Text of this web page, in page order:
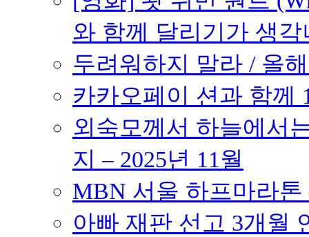
와 함께 달리기가 생각
두려워하지 말라 / 올
카카오페이 션과 함께
외숙모께서 하늘에서
지 – 2025년 11월
MBN 서울 하프마라톤
아빠 재판 선고 3개월